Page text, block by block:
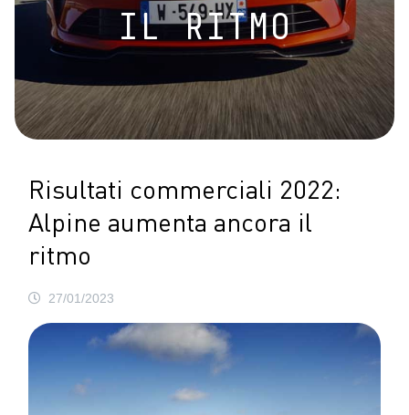
IL RITMO
Risultati commerciali 2022:
Alpine aumenta ancora il
ritmo
27/01/2023